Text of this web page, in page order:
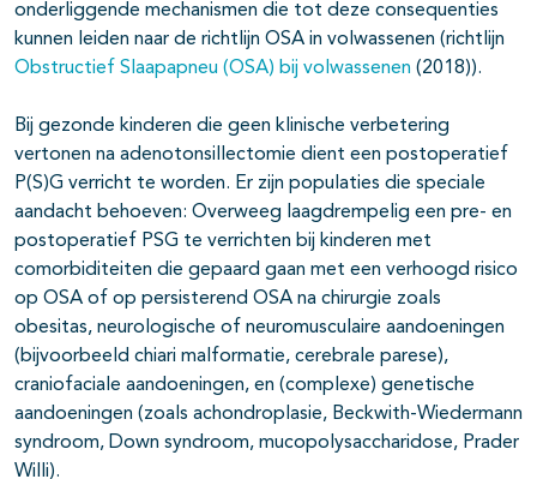
onderliggende mechanismen die tot deze consequenties
kunnen leiden naar de richtlijn OSA in volwassenen (richtlijn
Obstructief Slaapapneu (OSA) bij volwassenen (2018)).
Bij gezonde kinderen die geen klinische verbetering
vertonen na adenotonsillectomie dient een postoperatief
P(S)G verricht te worden. Er zijn populaties die speciale
aandacht behoeven: Overweeg laagdrempelig een pre- en
postoperatief PSG te verrichten bij kinderen met
comorbiditeiten die gepaard gaan met een verhoogd risico
op OSA of op persisterend OSA na chirurgie zoals
obesitas, neurologische of neuromusculaire aandoeningen
(bijvoorbeeld chiari malformatie, cerebrale parese),
craniofaciale aandoeningen, en (complexe) genetische
aandoeningen (zoals achondroplasie, Beckwith-Wiedermann
syndroom, Down syndroom, mucopolysaccharidose, Prader
Willi).